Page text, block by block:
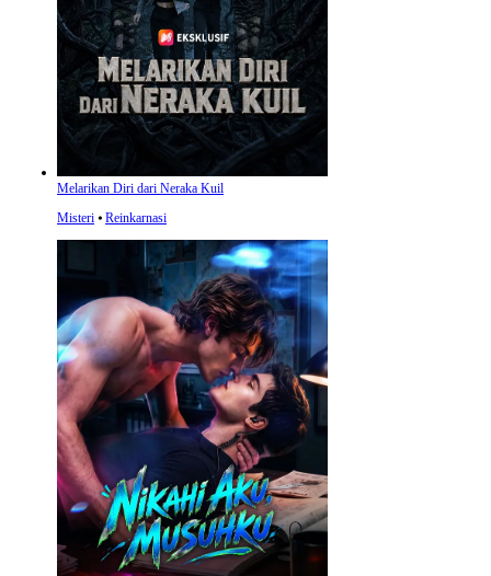
Melarikan Diri dari Neraka Kuil
Misteri ⦁ Reinkarnasi